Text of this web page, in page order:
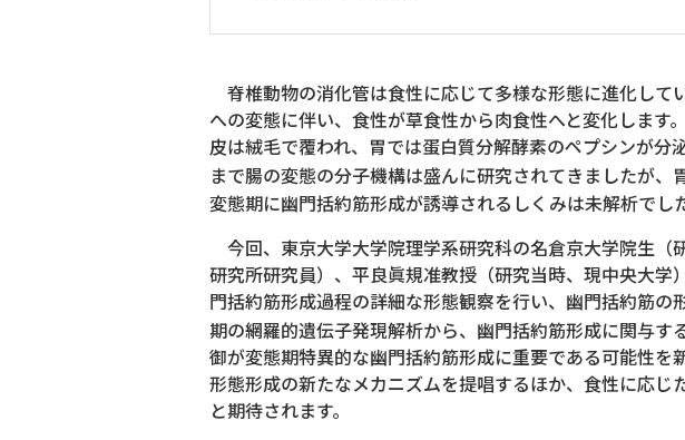
脊椎動物の消化管は食性に応じて多様な形態に進化して
への変態に伴い、食性が草食性から肉食性へと変化しま
皮は絨毛で覆われ、胃では蛋白質分解酵素のペプシンが
まで腸の変態の分子機構は盛んに研究されてきましたが
変態期に幽門括約筋形成が誘導されるしくみは未解析でし
今回、東京大学大学院理学系研究科の名倉京大学院生
研究所研究員）、平良眞規准教授（研究当時、現中央大
門括約筋形成過程の詳細な形態観察を行い、幽門括約筋
期の網羅的遺伝子発現解析から、幽門括約筋形成に関与す
御が変態期特異的な幽門括約筋形成に重要である可能性
形態形成の新たなメカニズムを提唱するほか、食性に応
と期待されます。